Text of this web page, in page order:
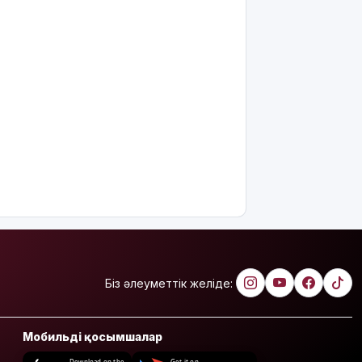
Біз әлеуметтік желіде:
Мобильді қосымшалар